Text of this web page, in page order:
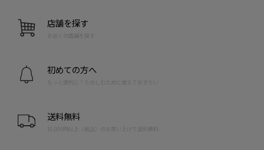
店舗を探す
お近くの店舗を探す
初めての方へ
もっと便利に！たのしむために覚えておきたい
送料無料
10,000円以上（税込）のお買い上げで送料無料